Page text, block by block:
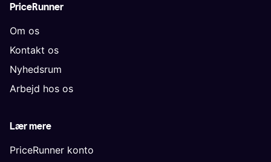
PriceRunner
Om os
Kontakt os
Nyhedsrum
Arbejd hos os
Lær mere
PriceRunner konto